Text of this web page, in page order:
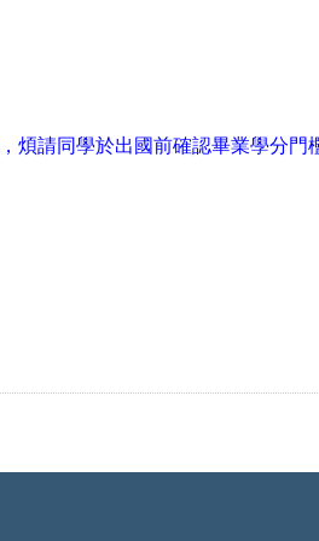
煩請同學於出國前確認畢業學分門